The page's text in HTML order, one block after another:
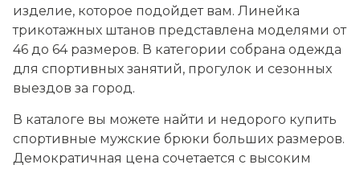
изделие, которое подойдет вам. Линейка
трикотажных штанов представлена моделями от
46 до 64 размеров. В категории собрана одежда
для спортивных занятий, прогулок и сезонных
выездов за город.
В каталоге вы можете найти и недорого купить
спортивные мужские брюки больших размеров.
Демократичная цена сочетается с высоким